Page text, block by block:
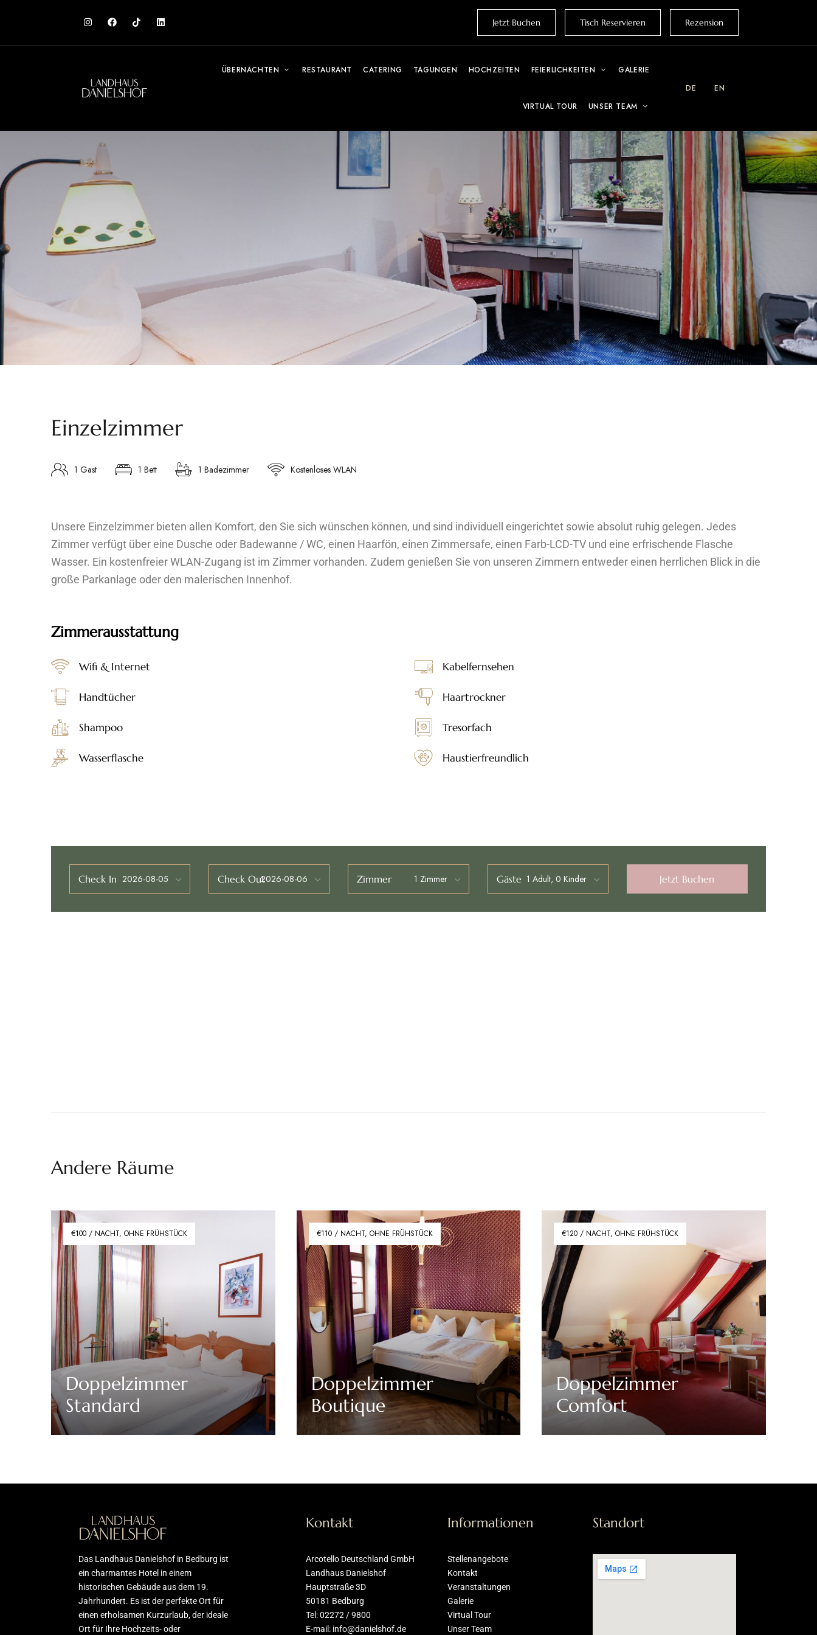
Jetzt Buchen Tisch Reservieren Rezension
ÜBERNACHTEN RESTAURANT CATERING TAGUNGEN HOCHZEITEN FEIERLICHKEITEN GALERIE
VIRTUAL TOUR UNSER TEAM
DE EN
Einzelzimmer
1 Gast 1 Bett 1 Badezimmer Kostenloses WLAN
Unsere Einzelzimmer bieten allen Komfort, den Sie sich wünschen können, und sind individuell eingerichtet sowie absolut ruhig gelegen. Jedes
Zimmer verfügt über eine Dusche oder Badewanne / WC, einen Haarfön, einen Zimmersafe, einen Farb-LCD-TV und eine erfrischende Flasche
Wasser. Ein kostenfreier WLAN-Zugang ist im Zimmer vorhanden. Zudem genießen Sie von unseren Zimmern entweder einen herrlichen Blick in die
große Parkanlage oder den malerischen Innenhof.
Zimmerausstattung
Wifi & Internet Kabelfernsehen
Handtücher Haartrockner
Shampoo Tresorfach
Wasserflasche Haustierfreundlich
Check In Check Out Zimmer Gäste Jetzt Buchen
Andere Räume
€100 / NACHT, OHNE FRÜHSTÜCK
Doppelzimmer
Standard
Discover More
€110 / NACHT, OHNE FRÜHSTÜCK
Doppelzimmer
Boutique
Discover More
€120 / NACHT, OHNE FRÜHSTÜCK
Doppelzimmer
Comfort
Discover More
Das Landhaus Danielshof in Bedburg ist
ein charmantes Hotel in einem
historischen Gebäude aus dem 19.
Jahrhundert. Es ist der perfekte Ort für
einen erholsamen Kurzurlaub, der ideale
Ort für Ihre Hochzeits- oder
Kontakt
Arcotello Deutschland GmbH
Landhaus Danielshof
Hauptstraße 3D
50181 Bedburg
Tel: 02272 / 9800
E-mail: info@danielshof.de
Informationen
Stellenangebote
Kontakt
Veranstaltungen
Galerie
Virtual Tour
Unser Team
Standort